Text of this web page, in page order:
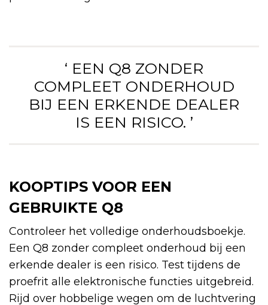
‘ EEN Q8 ZONDER
COMPLEET ONDERHOUD
BIJ EEN ERKENDE DEALER
IS EEN RISICO. ’
KOOPTIPS VOOR EEN
GEBRUIKTE Q8
Controleer het volledige onderhoudsboekje.
Een Q8 zonder compleet onderhoud bij een
erkende dealer is een risico. Test tijdens de
proefrit alle elektronische functies uitgebreid.
Rijd over hobbelige wegen om de luchtvering